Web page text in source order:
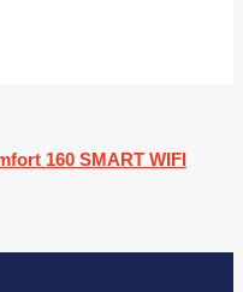
160 SMART WIFI